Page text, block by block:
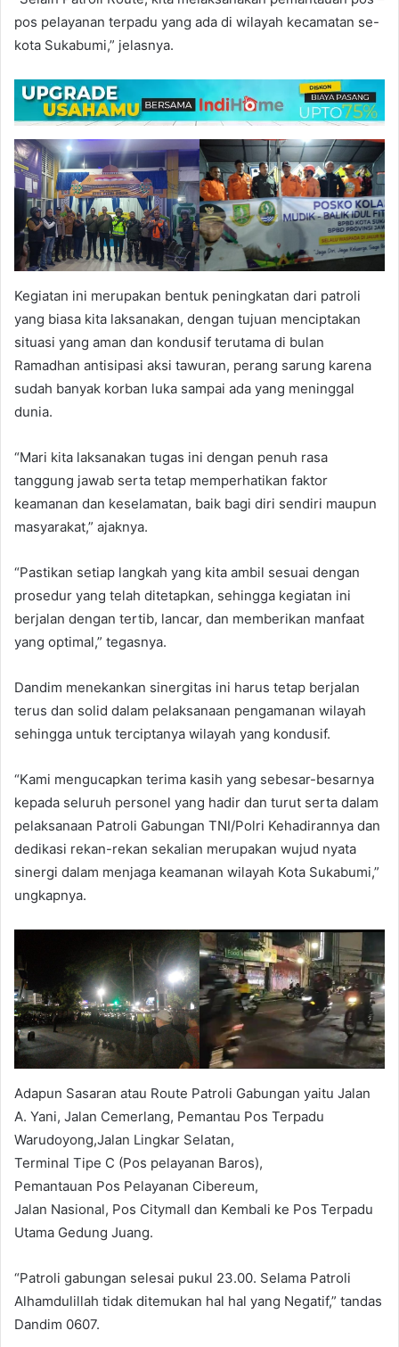
pos pelayanan terpadu yang ada di wilayah kecamatan se-
kota Sukabumi,” jelasnya.
Kegiatan ini merupakan bentuk peningkatan dari patroli
yang biasa kita laksanakan, dengan tujuan menciptakan
situasi yang aman dan kondusif terutama di bulan
Ramadhan antisipasi aksi tawuran, perang sarung karena
sudah banyak korban luka sampai ada yang meninggal
dunia.
“Mari kita laksanakan tugas ini dengan penuh rasa
tanggung jawab serta tetap memperhatikan faktor
keamanan dan keselamatan, baik bagi diri sendiri maupun
masyarakat,” ajaknya.
“Pastikan setiap langkah yang kita ambil sesuai dengan
prosedur yang telah ditetapkan, sehingga kegiatan ini
berjalan dengan tertib, lancar, dan memberikan manfaat
yang optimal,” tegasnya.
Dandim menekankan sinergitas ini harus tetap berjalan
terus dan solid dalam pelaksanaan pengamanan wilayah
sehingga untuk terciptanya wilayah yang kondusif.
“Kami mengucapkan terima kasih yang sebesar-besarnya
kepada seluruh personel yang hadir dan turut serta dalam
pelaksanaan Patroli Gabungan TNI/Polri Kehadirannya dan
dedikasi rekan-rekan sekalian merupakan wujud nyata
sinergi dalam menjaga keamanan wilayah Kota Sukabumi,”
ungkapnya.
Adapun Sasaran atau Route Patroli Gabungan yaitu Jalan
A. Yani, Jalan Cemerlang, Pemantau Pos Terpadu
Warudoyong,Jalan Lingkar Selatan,
Terminal Tipe C (Pos pelayanan Baros),
Pemantauan Pos Pelayanan Cibereum,
Jalan Nasional, Pos Citymall dan Kembali ke Pos Terpadu
Utama Gedung Juang.
“Patroli gabungan selesai pukul 23.00. Selama Patroli
Alhamdulillah tidak ditemukan hal hal yang Negatif,” tandas
Dandim 0607.